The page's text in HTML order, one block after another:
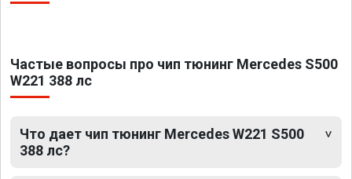
Частые вопросы про чип тюнинг Mercedes S500
W221 388 лс
Что дает чип тюнинг Mercedes W221 S500
388 лс?